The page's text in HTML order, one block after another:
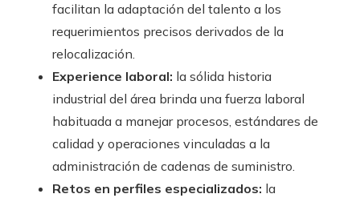
facilitan la adaptación del talento a los
requerimientos precisos derivados de la
relocalización.
Experience laboral: la sólida historia
industrial del área brinda una fuerza laboral
habituada a manejar procesos, estándares de
calidad y operaciones vinculadas a la
administración de cadenas de suministro.
Retos en perfiles especializados: la